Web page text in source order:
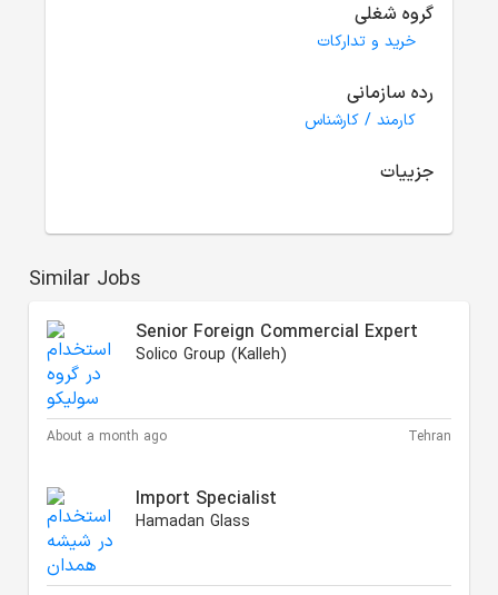
گروه شغلی
خرید و تدارکات
رده سازمانی
کارمند / کارشناس
جزییات
Similar Jobs
Senior Foreign Commercial Expert
Solico Group (Kalleh)
About a month ago Tehran
Import Specialist
Hamadan Glass